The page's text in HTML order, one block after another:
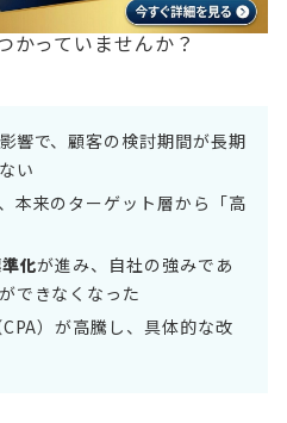
ンロード
について
かっていませんか？
響で、顧客の検討期間が長期
い
本来のターゲット層から「高
化が進み、自社の強みであ
できなくなった
）が高騰し、具体的な改